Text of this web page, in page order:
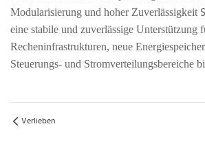
Modularisierung und hoher Zuverlässigkeit
eine stabile und zuverlässige Unterstützung
Recheninfrastrukturen, neue
Steuerungs- und Stromverteilungsbereiche
Verlieben